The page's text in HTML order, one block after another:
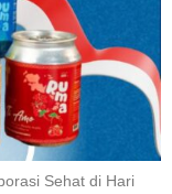
Sehat di Hari